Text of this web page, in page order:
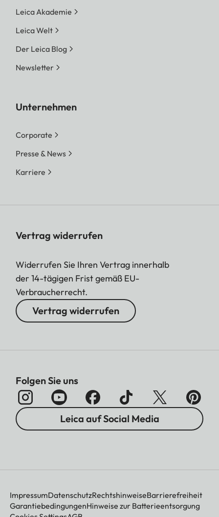
Leica Akademie
Leica Welt
Der Leica Blog
Newsletter
Unternehmen
Corporate
Presse & News
Karriere
Vertrag widerrufen
Widerrufen Sie Ihren Vertrag innerhalb
der 14-tägigen Frist gemäß EU-
Verbraucherrecht.
Vertrag widerrufen
Folgen Sie uns
Leica auf Social Media
ImpressumDatenschutzRechtshinweiseBarrierefreiheit
GarantiebedingungenHinweise zur Batterieentsorgung